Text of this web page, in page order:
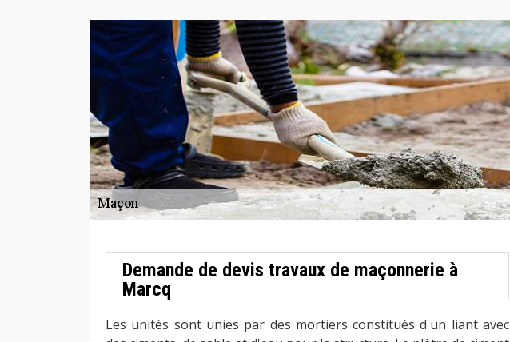
Demande de devis travaux de maçonnerie à
Marcq
Les unités sont unies par des mortiers constitués d'un liant avec